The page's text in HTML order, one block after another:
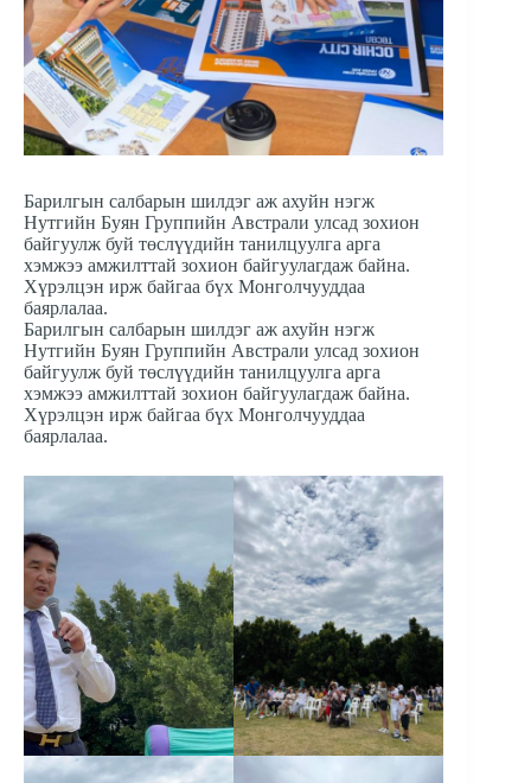
Барилгын салбарын шилдэг аж ахуйн нэгж
Нутгийн Буян Группийн Австрали улсад зохион
байгуулж буй төслүүдийн танилцуулга арга
хэмжээ амжилттай зохион байгуулагдаж байна.
Хүрэлцэн ирж байгаа бүх Монголчууддаа
баярлалаа.
Барилгын салбарын шилдэг аж ахуйн нэгж
Нутгийн Буян Группийн Австрали улсад зохион
байгуулж буй төслүүдийн танилцуулга арга
хэмжээ амжилттай зохион байгуулагдаж байна.
Хүрэлцэн ирж байгаа бүх Монголчууддаа
баярлалаа.